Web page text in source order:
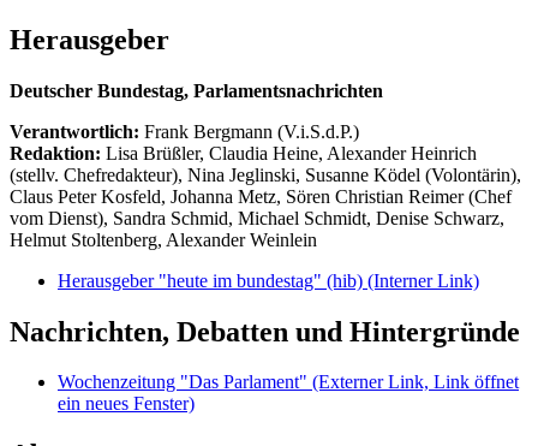
Herausgeber
Deutscher Bundestag, Parlamentsnachrichten
Verantwortlich: Frank Bergmann (V.i.S.d.P.)
Redaktion: Lisa Brüßler, Claudia Heine, Alexander Heinrich
(stellv. Chefredakteur), Nina Jeglinski, Susanne Ködel (Volontärin),
Claus Peter Kosfeld, Johanna Metz, Sören Christian Reimer (Chef
vom Dienst), Sandra Schmid, Michael Schmidt, Denise Schwarz,
Helmut Stoltenberg, Alexander Weinlein
Herausgeber "heute im bundestag" (hib) (Interner Link)
Nachrichten, Debatten und Hintergründe
Wochenzeitung "Das Parlament" (Externer Link, Link öffnet
ein neues Fenster)